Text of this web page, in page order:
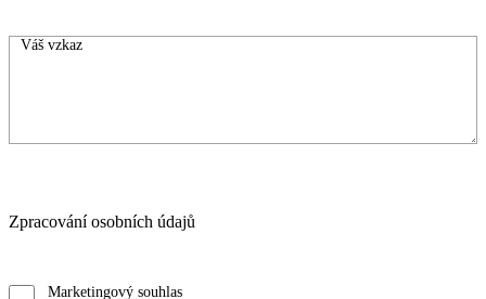
Zpracování osobních údajů
Marketingový souhlas